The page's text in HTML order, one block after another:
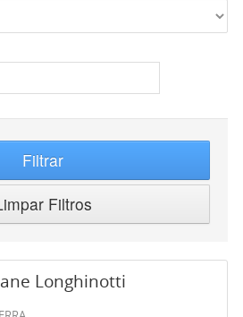
Filtrar
Filtros
Longhinotti